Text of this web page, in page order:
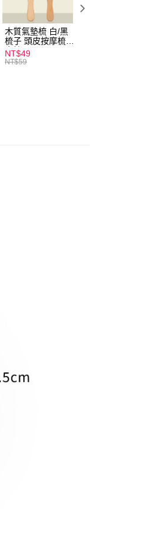
木質氣墊梳 白/黑
梳子 頭皮按摩梳
木梳
NT$49
NT$59